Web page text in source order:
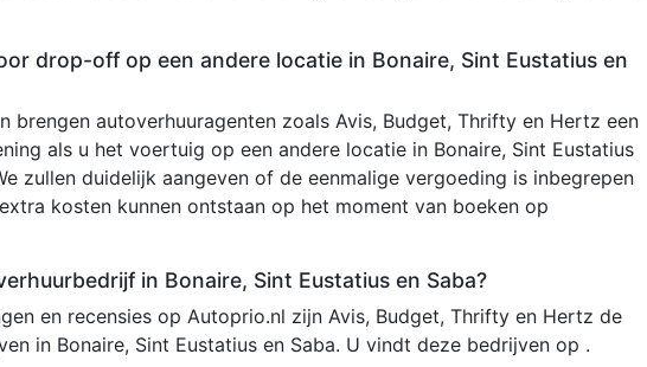
drop-off op een andere locatie in Bonaire, Sint Eustatius en
brengen autoverhuuragenten zoals Avis, Budget, Thrifty en Hertz een
als u het voertuig op een andere locatie in Bonaire, Sint Eustatius
zullen duidelijk aangeven of de eenmalige vergoeding is inbegrepen
kosten kunnen ontstaan op het moment van boeken op
in Bonaire, Sint Eustatius en Saba?
en recensies op Autoprio.nl zijn Avis, Budget, Thrifty en Hertz de
in Bonaire, Sint Eustatius en Saba. U vindt deze bedrijven op .